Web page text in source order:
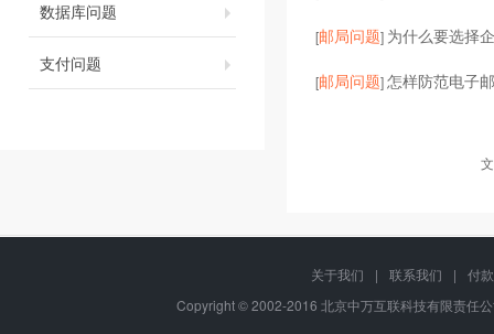
数据库问题
支付问题
[邮局问题] 为什么要选择
[邮局问题]怎样防范电子
关于我们 | 联系我们 |
付
Copyright © 2002-2016 北京中万互联科技有限责任